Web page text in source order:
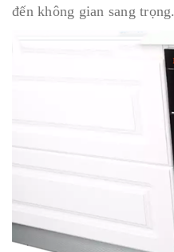
đến không gian sang trọng.